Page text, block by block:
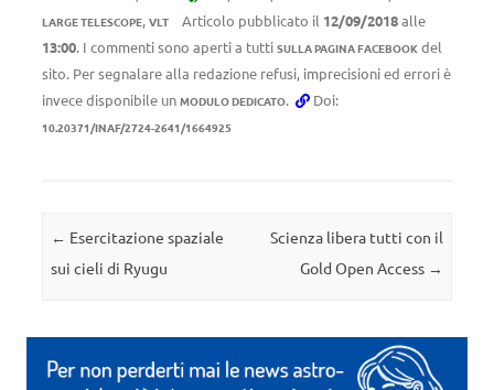
LARGE TELESCOPE, VLT Articolo pubblicato il 12/09/2018alle
13:00. I commenti sono aperti a tutti SULLA PAGINA FACEBOOK del
sito. Per segnalare alla redazione refusi, imprecisioni ed errori è
invece disponibile un MODULO DEDICATO. Doi:
10.20371/INAF/2724-2641/1664925
Navigazione articolo
← Esercitazione spaziale
sui cieli di Ryugu
Scienza libera tutti con il
Gold Open Access →